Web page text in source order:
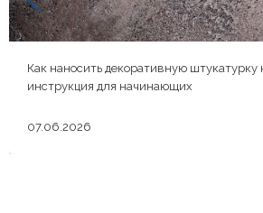
Как наносить декоративную штукатурку
инструкция для начинающих
07.06.2026